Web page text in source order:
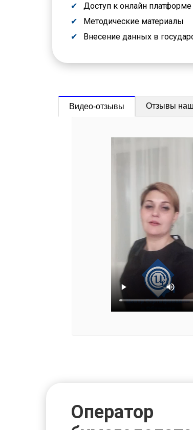
Доступ к онлайн платформе
Методические материалы
Внесение данных в
Видео-отзывы Отзывы
Оператор